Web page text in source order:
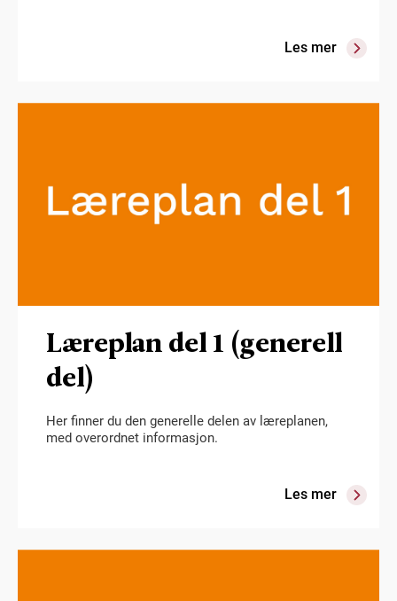
Les mer
Læreplan del 1 (generell
del)
Her finner du den generelle delen av læreplanen,
med overordnet informasjon.
Les mer